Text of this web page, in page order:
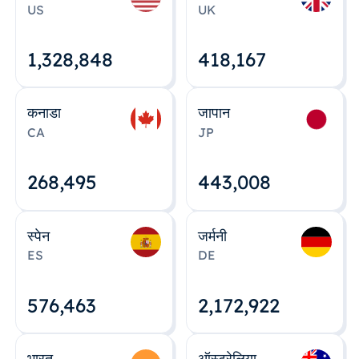
US
1,328,848
UK
418,167
कनाडा
CA
268,495
जापान
JP
443,008
स्पेन
ES
576,463
जर्मनी
DE
2,172,922